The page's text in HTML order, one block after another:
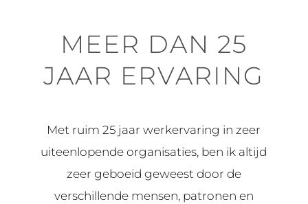
MEER DAN 25
JAAR ERVARING
Met ruim 25 jaar werkervaring in zeer
uiteenlopende organisaties, ben ik altijd
zeer geboeid geweest door de
verschillende mensen, patronen en